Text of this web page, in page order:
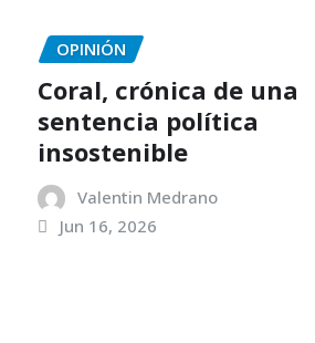
OPINIÓN
Coral, crónica de una
sentencia política
insostenible
Valentin Medrano
Jun 16, 2026